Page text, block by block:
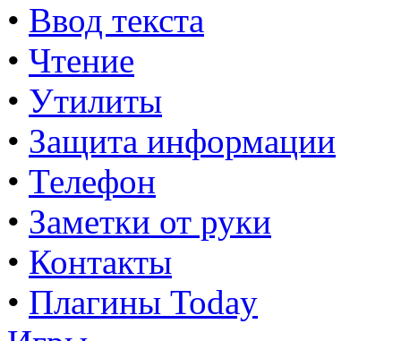
• Ввод текста
• Чтение
• Утилиты
• Защита информации
• Телефон
• Заметки от руки
• Контакты
• Плагины Today